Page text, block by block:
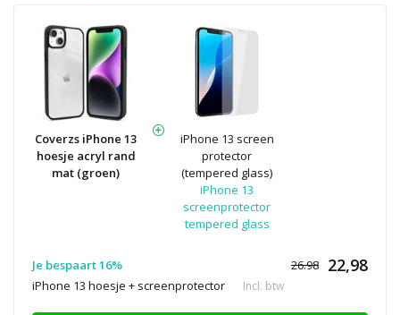
Coverzs iPhone 13
hoesje acryl rand
mat (groen)
iPhone 13 screen
protector
(tempered glass)
iPhone 13
screenprotector
tempered glass
Je bespaart 16% 26.98 22,98
iPhone 13 hoesje + screenprotector Incl. btw